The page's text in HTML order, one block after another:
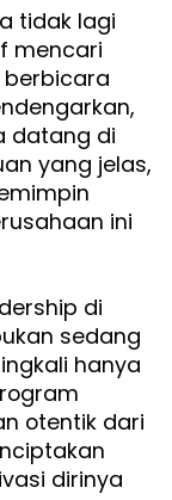
tidak lagi
mencari
berbicara
datang di
yang jelas,
ini
di
sedang
hanya
otentik dari
dirinya